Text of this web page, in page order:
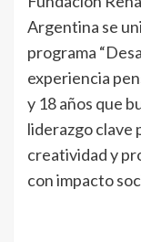
Argentina se
programa
experiencia
y 18 años que
liderazgo clave
creatividad y
con impacto